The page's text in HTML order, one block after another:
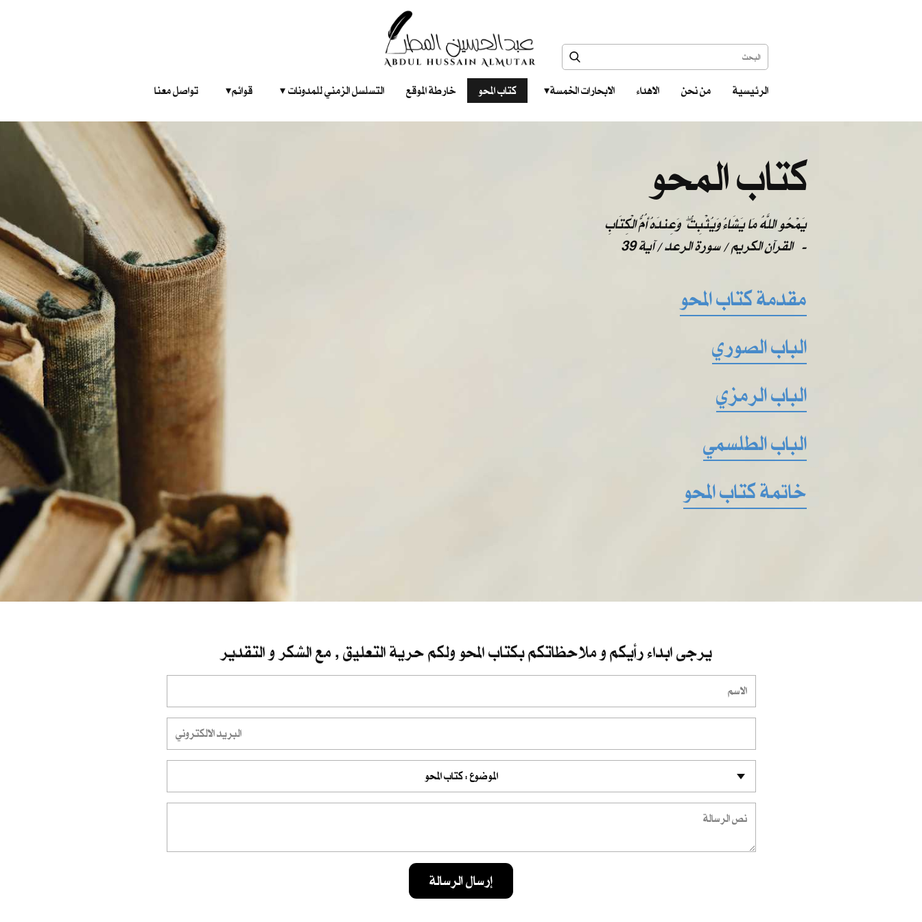
الرئيسية من نحن الاهداء الابحارات الخمسة ‎ ‎ ‎ كتاب المحو خارطة الموقع التسلسل الزمني للمدونات‎ ‎ ‎ ‎ ‎ قوائم‎ ‎ ‎ ‎ تواصل معنا
كتاب المحو
يَمْحُو اللَّهُ مَا يَشَاءُ وَيُثْبِتُ ۖ وَعِندَهُ أُمُّ الْكِتَابِ
القرآن الكريم / سورة الرعد / آية 39 -
مقدمة كتاب المحو
الباب الصوري
الباب الرمزي
الباب الطلسمي
خاتمة كتاب المحو
يرجى ابداء رأيكم و ملاحظاتكم بكتاب المحو ولكم حرية التعليق , مع الشكر و التقدير
إرسال الرسالة